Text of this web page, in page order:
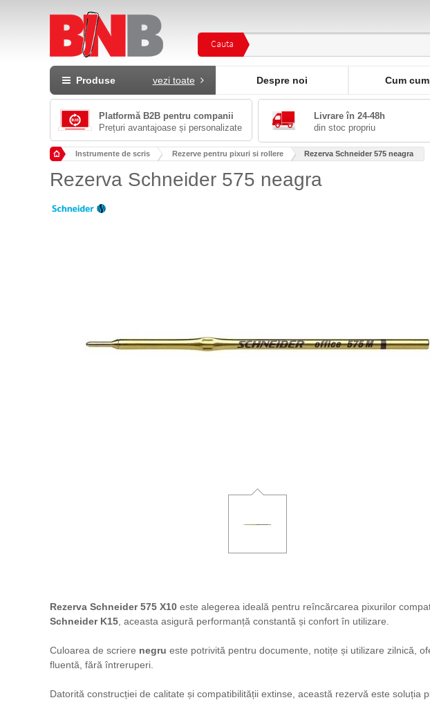
Cauta
Produse vezi toate Despre noi Cum
Platformă B2B pentru companii
Prețuri avantajoase și personalizate
Livrare în 24-48h
din stoc propriu
Instrumente de scris Rezerve pentru pixuri si rollere Rezerva Schneider 575 neagra
Rezerva Schneider 575 neagra
Rezerva Schneider 575 X10 este alegerea ideală pentru reîncărcarea pixurilor
Schneider K15 , aceasta asigură performanță constantă și confort în utilizare.
Culoarea de scriere negru este potrivită pentru documente, notițe și utilizare zilnică,
fluentă, fără întreruperi.
Datorită construcției de calitate și compatibilității extinse, această rezervă este